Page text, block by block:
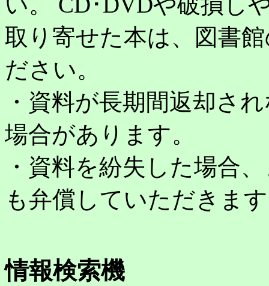
取り寄せた本は、図書
ださい。
・資料が長期間返却さ
場合があります。
・資料を紛失した場合
も弁償していただきま
情報検索機